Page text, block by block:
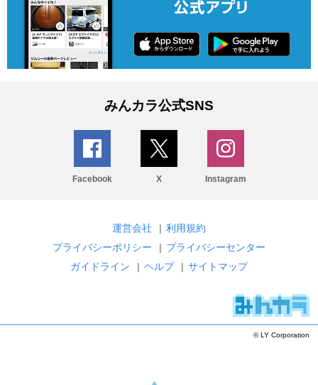
みんカラ公式SNS
Facebook X Instagram
運営会社 | 利用規約
プライバシーポリシー
| プライバシーセンター
ガイドライン
| ヘルプ | サイトマップ
© LY Corporation